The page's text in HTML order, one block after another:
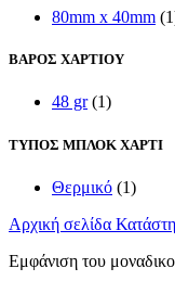
80mm x 40mm
ΒΑΡΟΣ ΧΑΡΤΙΟΥ
48 gr (1)
ΤΥΠΟΣ ΜΠΛΟΚ ΧΑΡΤΙ
Θερμικό (1)
Αρχική σελίδα
Εμφάνιση του